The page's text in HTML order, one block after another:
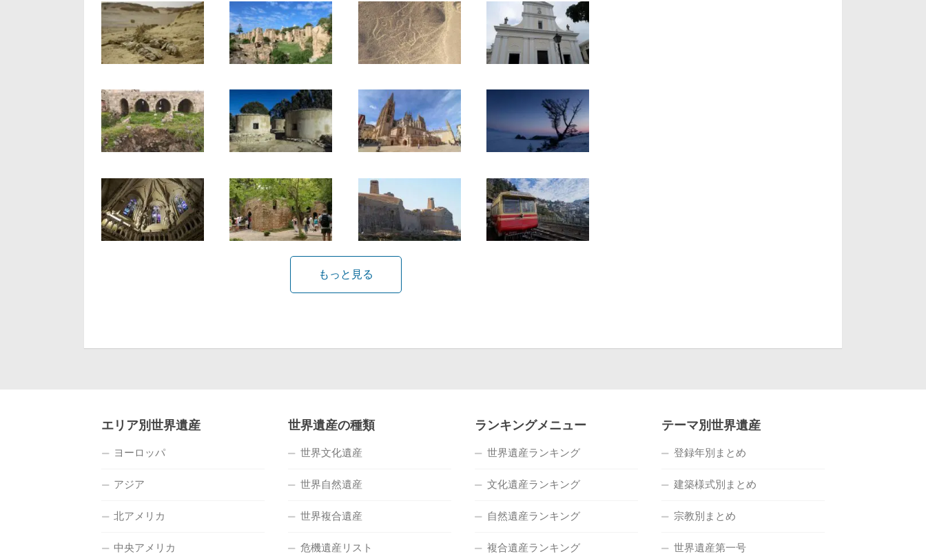
もっと見る
エリア別世界遺産
ヨーロッパ
アジア
北アメリカ
中央アメリカ
世界遺産の種類
世界文化遺産
世界自然遺産
世界複合遺産
危機遺産リスト
ランキングメニュー
世界遺産ランキング
文化遺産ランキング
自然遺産ランキング
複合遺産ランキング
テーマ別世界遺産
登録年別まとめ
建築様式別まとめ
宗教別まとめ
世界遺産第一号